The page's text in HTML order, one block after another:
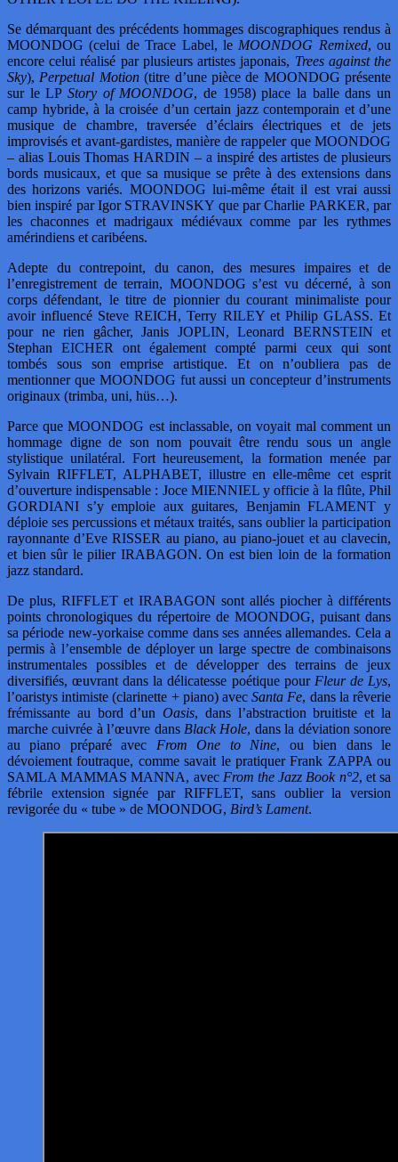
Se démarquant des précédents hommages discographiques rendus à
MOONDOG (celui de Trace Label, le MOONDOG Remixed, ou
encore celui réalisé par plusieurs artistes japonais, Trees against the
Sky), Perpetual Motion(titre d’une pièce de MOONDOG présente
sur le LP Story of MOONDOG, de 1958) place la balle dans un
camp hybride, à la croisée d’un certain jazz contemporain et d’une
musique de chambre, traversée d’éclairs électriques et de jets
improvisés et avant-gardistes, manière de rappeler que MOONDOG
– alias Louis Thomas HARDIN – a inspiré des artistes de plusieurs
bords musicaux, et que sa musique se prête à des extensions dans
des horizons variés. MOONDOG lui-même était il est vrai aussi
bien inspiré par Igor STRAVINSKY que par Charlie PARKER, par
les chaconnes et madrigaux médiévaux comme par les rythmes
amérindiens et caribéens.
Adepte du contrepoint, du canon, des mesures impaires et de
l’enregistrement de terrain, MOONDOG s’est vu décerné, à son
corps défendant, le titre de pionnier du courant minimaliste pour
avoir influencé Steve REICH, Terry RILEY et Philip GLASS. Et
pour ne rien gâcher, Janis JOPLIN, Leonard BERNSTEIN et
Stephan EICHER ont également compté parmi ceux qui sont
tombés sous son emprise artistique. Et on n’oubliera pas de
mentionner que MOONDOG fut aussi un concepteur d’instruments
originaux (trimba, uni, hüs…).
Parce que MOONDOG est inclassable, on voyait mal comment un
hommage digne de son nom pouvait être rendu sous un angle
stylistique unilatéral. Fort heureusement, la formation menée par
Sylvain RIFFLET, ALPHABET, illustre en elle-même cet esprit
d’ouverture indispensable : Joce MIENNIEL y officie à la flûte, Phil
GORDIANI s’y emploie aux guitares, Benjamin FLAMENT y
déploie ses percussions et métaux traités, sans oublier la participation
rayonnante d’Eve RISSER au piano, au piano-jouet et au clavecin,
et bien sûr le pilier IRABAGON. On est bien loin de la formation
jazz standard.
De plus, RIFFLET et IRABAGON sont allés piocher à différents
points chronologiques du répertoire de MOONDOG, puisant dans
sa période new-yorkaise comme dans ses années allemandes. Cela a
permis à l’ensemble de déployer un large spectre de combinaisons
instrumentales possibles et de développer des terrains de jeux
diversifiés, œuvrant dans la délicatesse poétique pour Fleur de Lys,
l’oaristys intimiste (clarinette + piano) avecSanta Fe, dans la rêverie
frémissante au bord d’unOasis, dans l’abstraction bruitiste et la
marche cuivrée à l’œuvre dans Black Hole, dans la déviation sonore
au piano préparé avec From One to Nine, ou bien dans le
dévoiement foutraque, comme savait le pratiquer Frank ZAPPA ou
SAMLA MAMMAS MANNA, avec From the Jazz Book n°2, et sa
fébrile extension signée par RIFFLET, sans oublier la version
revigorée du « tube » de MOONDOG, Bird’s Lament.